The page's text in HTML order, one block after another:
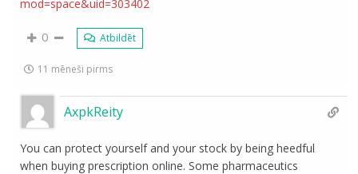
mod=space&uid=303402
0 Atbildēt
11 mēneši pirms
AxpkReity
You can protect yourself and your stock by being heedful
when buying prescription online. Some pharmaceutics